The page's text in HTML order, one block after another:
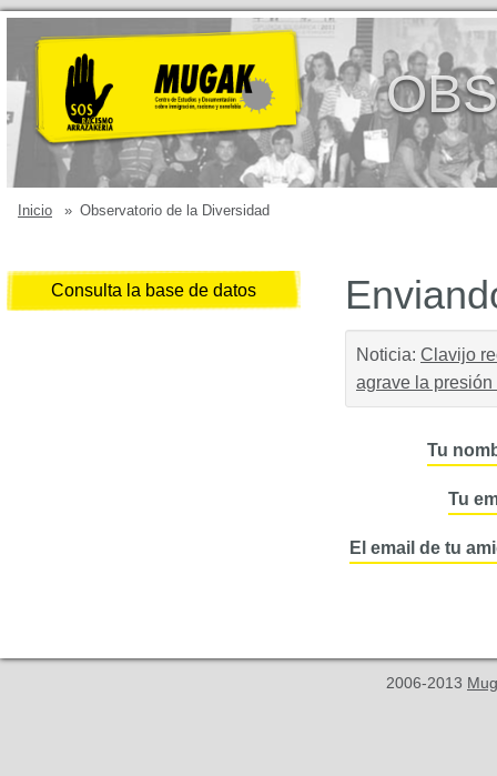
Inicio » Observatorio de la Diversidad
Consulta la base de datos
Noticia: Clavijo
agrave la
Tu
Tu
El email de tu
2006-2013